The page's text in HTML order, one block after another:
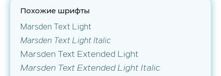
Похожие шрифты
Marsden Text Light
Marsden Text Light Italic
Marsden Text Extended Light
Marsden Text Extended Light Italic